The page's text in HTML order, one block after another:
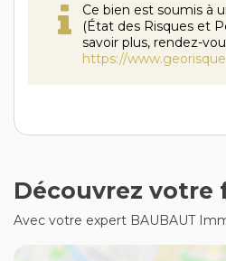
Ce bien est soumis à
(État des Risques et
savoir plus, rendez-
https://
Découvrez
Avec votre expert BAUBAUT